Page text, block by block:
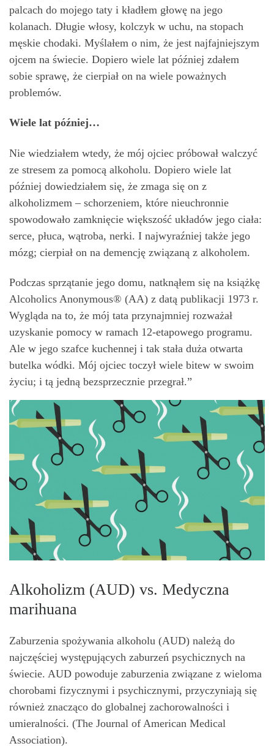
palcach do mojego taty i kładłem głowę na jego
kolanach. Długie włosy, kolczyk w uchu, na stopach
męskie chodaki. Myślałem o nim, że jest najfajniejszym
ojcem na świecie. Dopiero wiele lat później zdałem
sobie sprawę, że cierpiał on na wiele poważnych
problemów.
Wiele lat później…
Nie wiedziałem wtedy, że mój ojciec próbował walczyć
ze stresem za pomocą alkoholu. Dopiero wiele lat
później dowiedziałem się, że zmaga się on z
alkoholizmem – schorzeniem, które nieuchronnie
spowodowało zamknięcie większość układów jego ciała:
serce, płuca, wątroba, nerki. I najwyraźniej także jego
mózg; cierpiał on na demencję związaną z alkoholem.
Podczas sprzątanie jego domu, natknąłem się na książkę
Alcoholics Anonymous® (AA) z datą publikacji 1973 r.
Wygląda na to, że mój tata przynajmniej rozważał
uzyskanie pomocy w ramach 12-etapowego programu.
Ale w jego szafce kuchennej i tak stała duża otwarta
butelka wódki. Mój ojciec toczył wiele bitew w swoim
życiu; i tą jedną bezsprzecznie przegrał.”
Alkoholizm (AUD) vs. Medyczna
marihuana
Zaburzenia spożywania alkoholu (AUD) należą do
najczęściej występujących zaburzeń psychicznych na
świecie. AUD powoduje zaburzenia związane z wieloma
chorobami fizycznymi i psychicznymi, przyczyniają się
również znacząco do globalnej zachorowalności i
umieralności. (The Journal of American Medical
Association).